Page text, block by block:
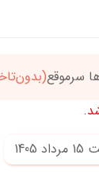
به5میلیون
15 مرداد 1405